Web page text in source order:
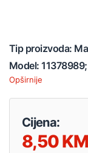
Tip proizvoda:
Model: 11378989;
Opširnije
Cijena:
8,50